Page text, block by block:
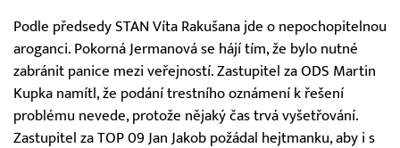
Podle předsedy STAN Víta Rakušana jde o nepochopitelnou
aroganci. Pokorná Jermanová se hájí tím, že bylo nutné
zabránit panice mezi veřejností. Zastupitel za ODS Martin
Kupka namítl, že podání trestního oznámení k řešení
problému nevede, protože nějaký čas trvá vyšetřování.
Zastupitel za TOP 09 Jan Jakob požádal hejtmanku, aby i s